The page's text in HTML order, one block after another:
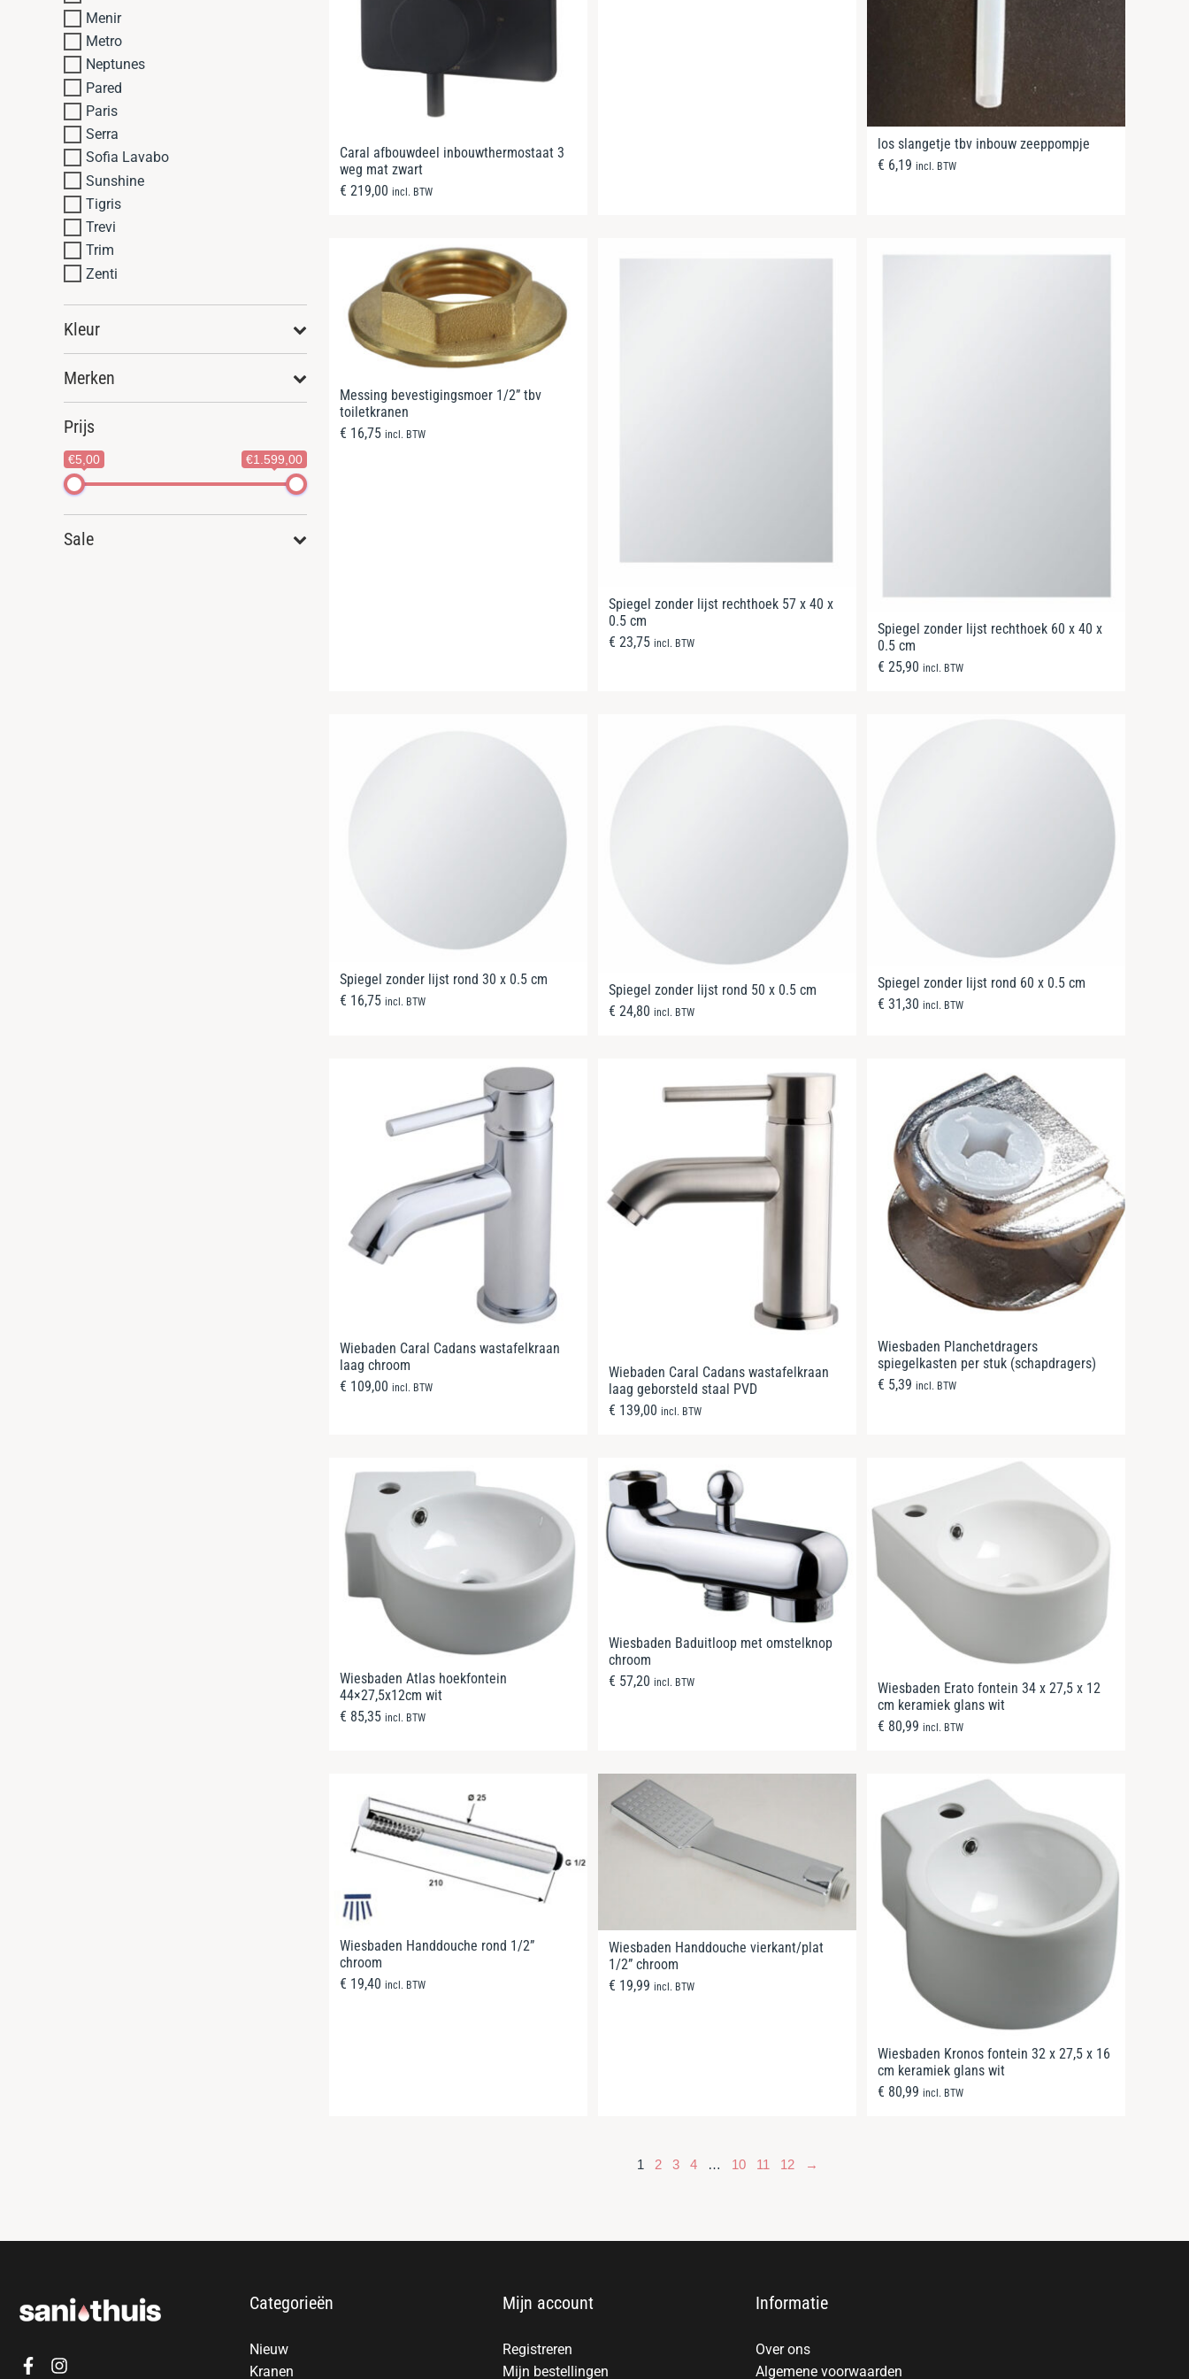
Menir
Metro
Neptunes
Pared
Paris
Serra
Sofia Lavabo
Sunshine
Tigris
Trevi
Trim
Zenti
Kleur
Merken
Prijs
€5,00 €1.599,00
Sale
Caral afbouwdeel inbouwthermostaat 3
weg mat zwart
€ 219,00 incl. BTW
los slangetje tbv inbouw zeeppompje
€ 6,19 incl. BTW
Messing bevestigingsmoer 1/2” tbv
toiletkranen
€ 16,75 incl. BTW
Spiegel zonder lijst rechthoek 57 x 40 x
0.5 cm
€ 23,75 incl. BTW
Spiegel zonder lijst rechthoek 60 x 40 x
0.5 cm
€ 25,90 incl. BTW
Spiegel zonder lijst rond 30 x 0.5 cm
€ 16,75 incl. BTW
Spiegel zonder lijst rond 50 x 0.5 cm
€ 24,80 incl. BTW
Spiegel zonder lijst rond 60 x 0.5 cm
€ 31,30 incl. BTW
Wiebaden Caral Cadans wastafelkraan
laag chroom
€ 109,00 incl. BTW
Wiebaden Caral Cadans wastafelkraan
laag geborsteld staal PVD
€ 139,00 incl. BTW
Wiesbaden Planchetdragers
spiegelkasten per stuk (schapdragers)
€ 5,39 incl. BTW
Wiesbaden Atlas hoekfontein
44×27,5x12cm wit
€ 85,35 incl. BTW
Wiesbaden Baduitloop met omstelknop
chroom
€ 57,20 incl. BTW
Wiesbaden Erato fontein 34 x 27,5 x 12
cm keramiek glans wit
€ 80,99 incl. BTW
Wiesbaden Handdouche rond 1/2”
chroom
€ 19,40 incl. BTW
Wiesbaden Handdouche vierkant/plat
1/2” chroom
€ 19,99 incl. BTW
Wiesbaden Kronos fontein 32 x 27,5 x 16
cm keramiek glans wit
€ 80,99 incl. BTW
1 2 3 4 … 10 11 12 →
Categorieën
Nieuw
Kranen
Mijn account
Registreren
Mijn bestellingen
Informatie
Over ons
Algemene voorwaarden